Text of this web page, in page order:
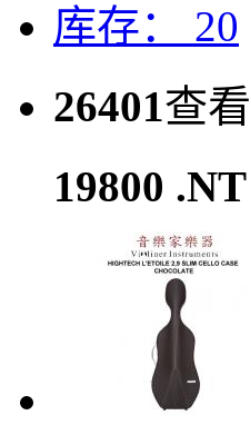
库存： 20
26401查看
19800 .NT